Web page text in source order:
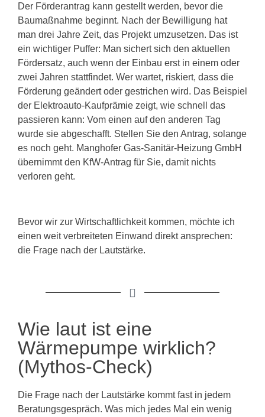
Der Förderantrag kann gestellt werden, bevor die
Baumaßnahme beginnt. Nach der Bewilligung hat
man drei Jahre Zeit, das Projekt umzusetzen. Das ist
ein wichtiger Puffer: Man sichert sich den aktuellen
Fördersatz, auch wenn der Einbau erst in einem oder
zwei Jahren stattfindet. Wer wartet, riskiert, dass die
Förderung geändert oder gestrichen wird. Das Beispiel
der Elektroauto-Kaufprämie zeigt, wie schnell das
passieren kann: Vom einen auf den anderen Tag
wurde sie abgeschafft. Stellen Sie den Antrag, solange
es noch geht. Manghofer Gas-Sanitär-Heizung GmbH
übernimmt den KfW-Antrag für Sie, damit nichts
verloren geht.
Bevor wir zur Wirtschaftlichkeit kommen, möchte ich
einen weit verbreiteten Einwand direkt ansprechen:
die Frage nach der Lautstärke.
Wie laut ist eine
Wärmepumpe wirklich?
(Mythos-Check)
Die Frage nach der Lautstärke kommt fast in jedem
Beratungsgespräch. Was mich jedes Mal ein wenig